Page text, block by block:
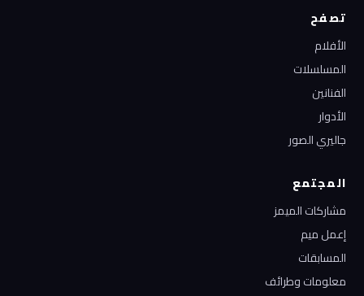
تصفح
الأفلام
المسلسلات
الفنانين
الأدوار
جاليري الصور
المجتمع
مشاركات الميمز
إعمل ميم
المسابقات
معلومات وطرائف